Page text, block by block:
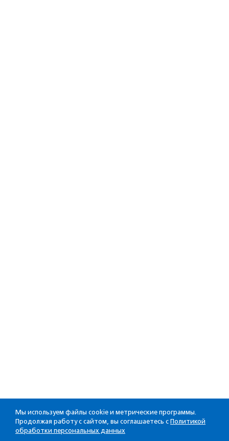
Мы используем файлы cookie и метрические программы.
Продолжая работу с сайтом, вы соглашаетесь с Политикой
обработки персональных данных